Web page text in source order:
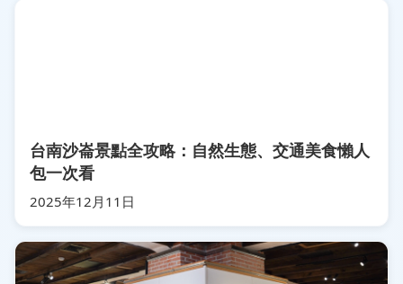
台南沙崙景點全攻略：自然生態、交通美食懶人
包一次看
2025年12月11日